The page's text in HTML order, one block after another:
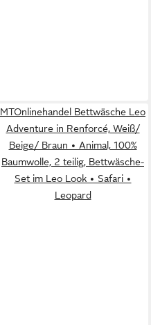
MTOnlinehandel Bettwäsche Leo
Adventure in Renforcé, Weiß/
Beige/ Braun • Animal, 100%
Baumwolle, 2 teilig, Bettwäsche-
Set im Leo Look • Safari •
Leopard